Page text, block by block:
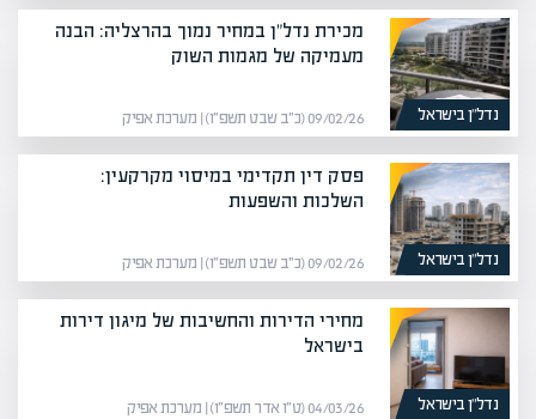
נדל”ן בישראל
מכירת נדל"ן במחיר נמוך בהרצליה: הבנה
מעמיקה של מגמות השוק
09/02/26 (כ״ב שבט תשפ״ו) | מערכת אפיק
נדל”ן בישראל
פסק דין תקדימי במיסוי מקרקעין:
השלכות והשפעות
09/02/26 (כ״ב שבט תשפ״ו) | מערכת אפיק
נדל”ן בישראל
מחירי הדירות והחשיבות של מיגון דירות
בישראל
04/03/26 (ט״ו אדר תשפ״ו) | מערכת אפיק